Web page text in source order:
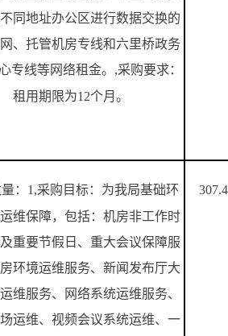
同地址办公区进行数据交换的
、托管机房专线和六里桥政务
专线等网络租金。 ,采购要求：
租用期限为12个月。
： 1,采购目标：为我局基础环
维保障，包括：机房非工作时
重要节假日、重大会议保障服
环境运维服务、新闻发布厅大
维服务、网络系统运维服务、
运维、视频会议系统运维、一